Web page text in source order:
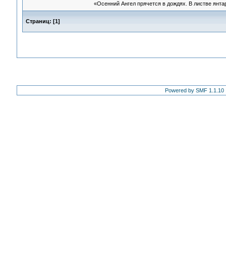
«Осенний Ангел прячется в дождях. В листве
Страниц: [1]
Powered by SMF 1.1.10